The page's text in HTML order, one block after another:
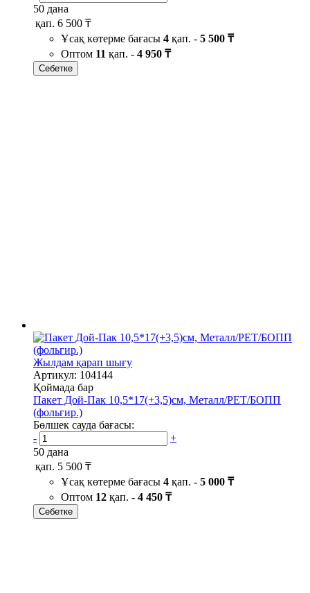
50 дана
қап. 6 500 ₸
Ұсақ көтерме бағасы 4 қап. - 5 500 ₸
Оптом 11 қап. - 4 950 ₸
Себетке
Жылдам қарап шығу
Артикул: 104144
Қоймада бар
Пакет Дой-Пак 10,5*17(+3,5)см, Металл/PET/БОПП
(фольгир.)
Бөлшек сауда бағасы:
-
+
50 дана
қап. 5 500 ₸
Ұсақ көтерме бағасы 4 қап. - 5 000 ₸
Оптом 12 қап. - 4 450 ₸
Себетке